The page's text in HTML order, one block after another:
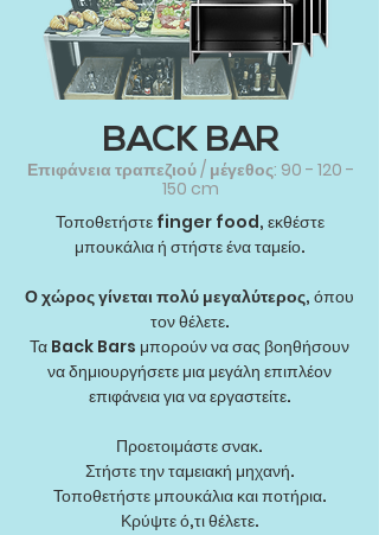
BACK BAR
Επιφάνεια τραπεζιού / μέγεθος: 90 - 120 -
150 cm
Τοποθετήστε finger food, εκθέστε
μπουκάλια ή στήστε ένα ταμείο.
Ο χώρος γίνεται πολύ μεγαλύτερος, όπου
τον θέλετε.
Τα Back Bars μπορούν να σας βοηθήσουν
να δημιουργήσετε μια μεγάλη επιπλέον
επιφάνεια για να εργαστείτε.
Προετοιμάστε σνακ.
Στήστε την ταμειακή μηχανή.
Τοποθετήστε μπουκάλια και ποτήρια.
Κρύψτε ό,τι θέλετε.